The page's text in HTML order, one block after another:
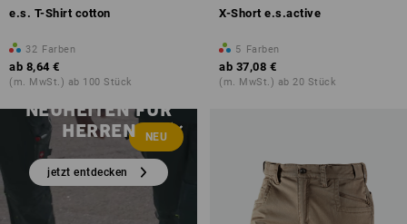
e.s. T-Shirt cotton
32 Farben
ab 8,64 €
(m. MwSt.) ab 100 Stück
X-Short e.s.active
5 Farben
ab 37,08 €
(m. MwSt.) ab 20 Stück
NEU
NEUHEITEN FÜR
HERREN
jetzt entdecken